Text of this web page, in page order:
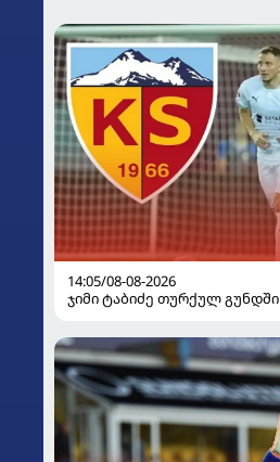
14:05/08-08-2026
ჯიმი ტაბიძე თურქულ